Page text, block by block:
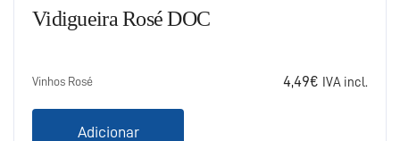
Vidigueira Rosé DOC
Vinhos Rosé 4,49€ IVA incl.
Adicionar